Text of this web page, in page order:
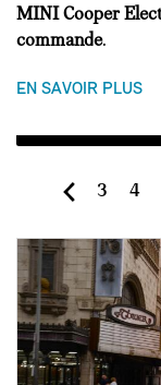
MINI Cooper
commande.
EN SAVOIR PLUS
Page
3 4